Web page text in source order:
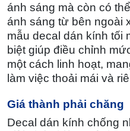
ánh sáng mà còn có
ánh sáng từ bên ngoài
mẫu decal dán kính tối
biệt giúp điều chỉnh
một cách linh hoạt,
làm việc thoải mái và
Giá thành phải chăng
Decal dán kính chống